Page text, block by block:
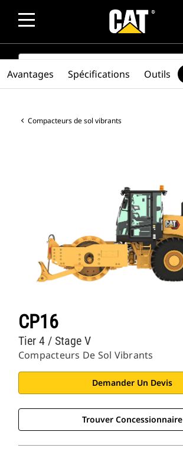
SEARCH
Compacteurs de sol vibrants
CP16
Compacteurs De Sol Vibrants
Tier 4 / Stage V
Demander Un Devis
Trouver Concessionnaire
Avantages Spécifications Outils